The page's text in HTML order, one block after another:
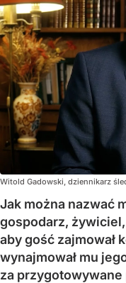
Witold Gadowski, dziennikarz
Jak można nazwać
gospodarz,
aby gość zajmował
wynajmował mu
za przygotowywane